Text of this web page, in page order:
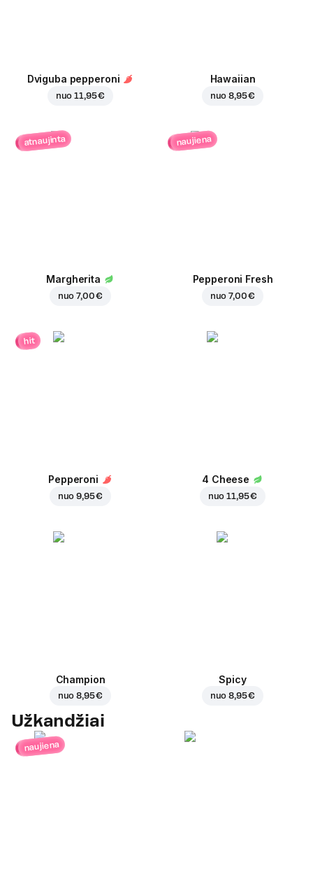
Dviguba pepperoni
nuo11,95 €
Hawaiian
nuo8,95 €
atnaujinta
Margherita
nuo7,00 €
naujiena
Pepperoni Fresh
nuo7,00 €
hit
Pepperoni
nuo9,95 €
4 Cheese
nuo11,95 €
Champion
nuo8,95 €
Spicy
nuo8,95 €
Užkandžiai
naujiena